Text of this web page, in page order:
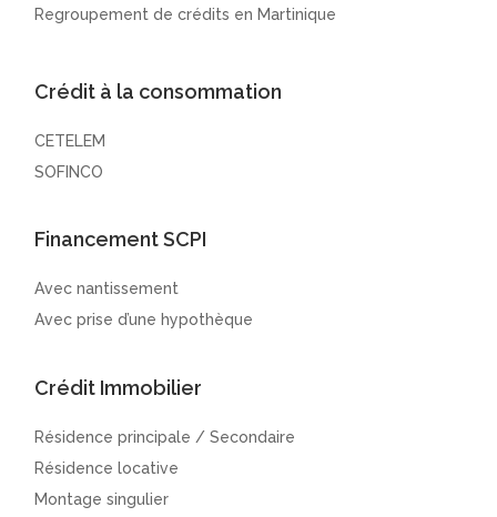
Regroupement de crédits en Martinique
Crédit à la consommation
CETELEM
SOFINCO
Financement SCPI
Avec nantissement
Avec prise d’une hypothèque
Crédit Immobilier
Résidence principale / Secondaire
Résidence locative
Montage singulier